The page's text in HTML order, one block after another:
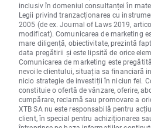
inclusiv în domeniul consultanței în
Legii privind tranzacționarea cu
2005 (de ex. Journal of Laws 2019,
modificat). Comunicarea de marketing
mare diligență, obiectivitate, prezintă
data pregătirii și este lipsită de orice
Comunicarea de marketing este
nevoile clientului, situația sa financiară
nicio strategie de investiții în niciun fel.
constituie o ofertă de vânzare, oferire,
cumpărare, reclamă sau promovare a
XTB SA nu este responsabilă pentru
client, în special pentru achiziționarea